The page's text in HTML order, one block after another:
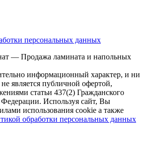
персональных данных
— Продажа ламината и напольных
информационный характер, и ни
является публичной офертой,
статьи 437(2) Гражданского
Федерации. Используя сайт, Вы
использования cookie а также
обработки персональных данных